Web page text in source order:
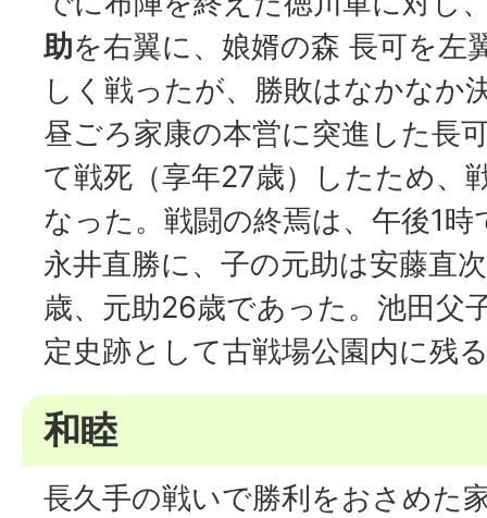
助を右翼に、娘婿の森 長可を左
しく戦ったが、勝敗はなかなか
昼ごろ家康の本営に突進した長
て戦死（享年27歳）したため、
なった。戦闘の終焉は、午後1
永井直勝に、子の元助は安藤直
歳、元助26歳であった。池田父
定史跡として古戦場公園内に残
和睦
長久手の戦いで勝利をおさめた